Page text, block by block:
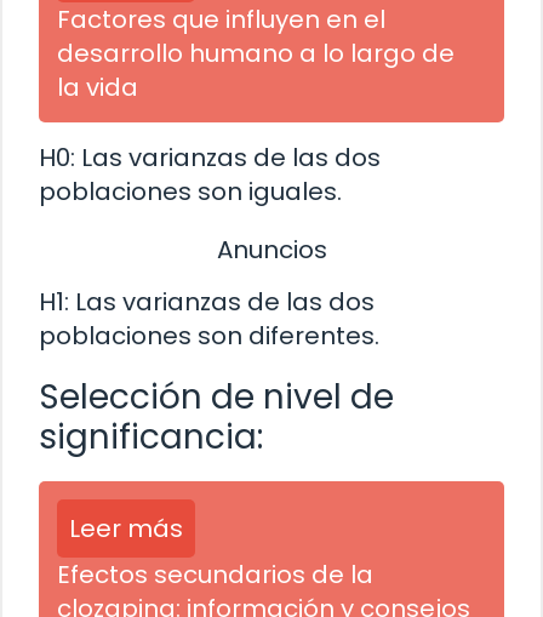
Factores que influyen en el
desarrollo humano a lo largo de
la vida
H0: Las varianzas de las dos
poblaciones son iguales.
Anuncios
H1: Las varianzas de las dos
poblaciones son diferentes.
Selección de nivel de
significancia:
Leer más
Efectos secundarios de la
clozapina: información y consejos